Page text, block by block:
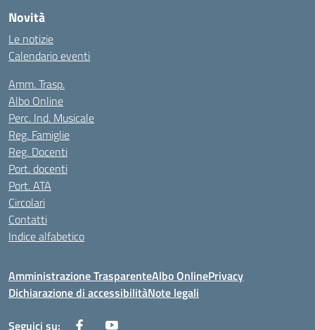
Novità
Le notizie
Calendario eventi
Amm. Trasp.
Albo Online
Perc. Ind. Musicale
Reg. Famiglie
Reg. Docenti
Port. docenti
Port. ATA
Circolari
Contatti
Indice alfabetico
Amministrazione TrasparenteAlbo OnlinePrivacy
Dichiarazione di accessibilitàNote legali
Seguici su: